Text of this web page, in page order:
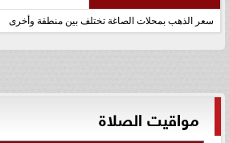
سعر الذهب بمحلات الصاغة تختلف بين منطقة وأخرى
مواقيت الصلاة